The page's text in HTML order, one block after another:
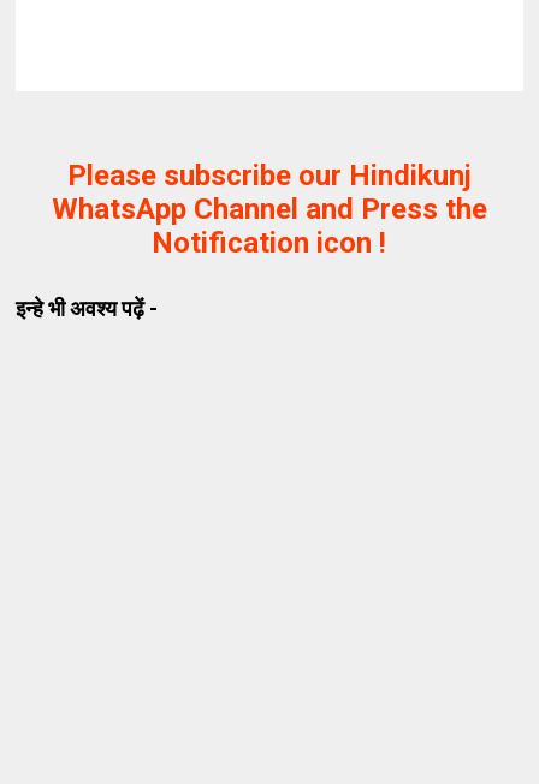
Please subscribe our Hindikunj
WhatsApp Channel and Press the
Notification icon !
इन्हे भी अवश्य पढ़ें -